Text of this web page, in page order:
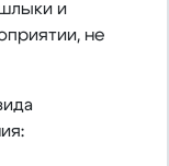
и
не